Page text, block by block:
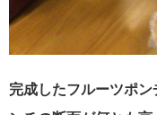
完成したフルーツポ